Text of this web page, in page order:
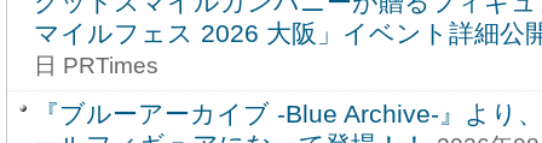
マイルフェス 2026 大阪」イベント詳細公
日 PRTimes
『ブルーアーカイブ -Blue Archive-』より